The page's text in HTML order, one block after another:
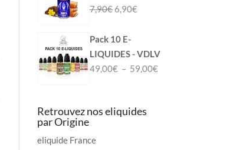
0,99€.0,50€.
7,90€ Le
initial
était :
7,90€.
6,90€Le
est :
6,90€.
Pack 10 E-
LIQUIDES - VDLV
49,00€ – 59,00€Plage
Retrouvez nos eliquides
par Origine
eliquide France